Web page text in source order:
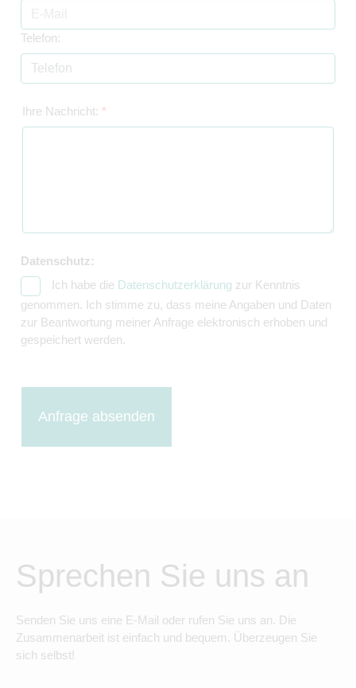
Telefon:
Ihre Nachricht: *
Datenschutz:
Ich habe die Datenschutzerklärung zur Kenntnis
genommen. Ich stimme zu, dass meine Angaben und Daten
zur Beantwortung meiner Anfrage elektronisch erhoben und
gespeichert werden.
Anfrage absenden
Sprechen Sie uns an
Senden Sie uns eine E-Mail oder rufen Sie uns an. Die
Zusammenarbeit ist einfach und bequem. Überzeugen Sie
sich selbst!